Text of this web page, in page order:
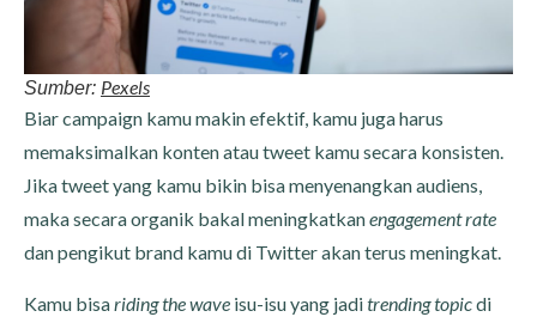
Sumber: Pexels
Biar campaign kamu makin efektif, kamu juga harus
memaksimalkan konten atau tweet kamu secara konsisten.
Jika tweet yang kamu bikin bisa menyenangkan audiens,
maka secara organik bakal meningkatkanengagement rate
dan pengikut brand kamu di Twitter akan terus meningkat.
Kamu bisariding the wave isu-isu yang jaditrending topicdi